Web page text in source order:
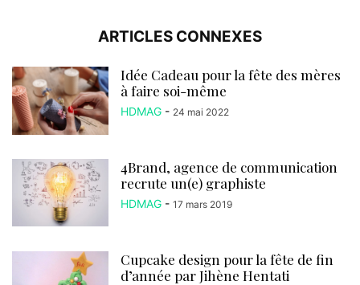
ARTICLES CONNEXES
Idée Cadeau pour la fête des mères
à faire soi-même
HDMAG - 24 mai 2022
4Brand, agence de communication
recrute un(e) graphiste
HDMAG - 17 mars 2019
Cupcake design pour la fête de fin
d’année par Jihène Hentati